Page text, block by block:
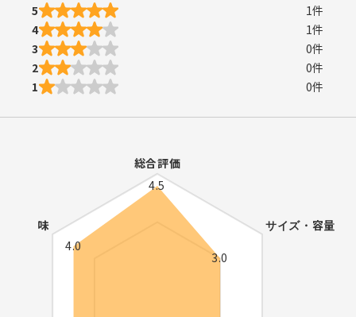
5
1件
4
1件
3
0件
2
0件
1
0件